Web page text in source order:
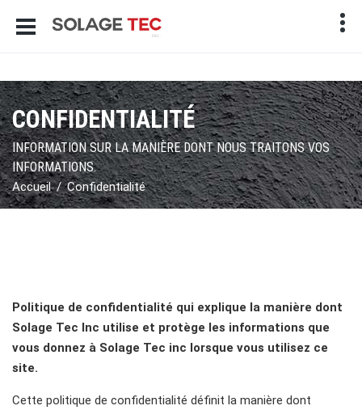
CONFIDENTIALITÉ
INFORMATION SUR LA MANIÈRE DONT NOUS TRAITONS VOS
INFORMATIONS.
Accueil Confidentialité
Politique de confidentialité qui explique la manière dont
Solage Tec Inc utilise et protège les informations que
vous donnez à Solage Tec inc lorsque vous utilisez ce
site.
Cette politique de confidentialité définit la manière dont